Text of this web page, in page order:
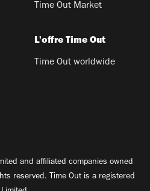
Time Out Market
L'offre Time Out
Time Out worldwide
and affiliated companies owned
reserved. Time Out is a registered